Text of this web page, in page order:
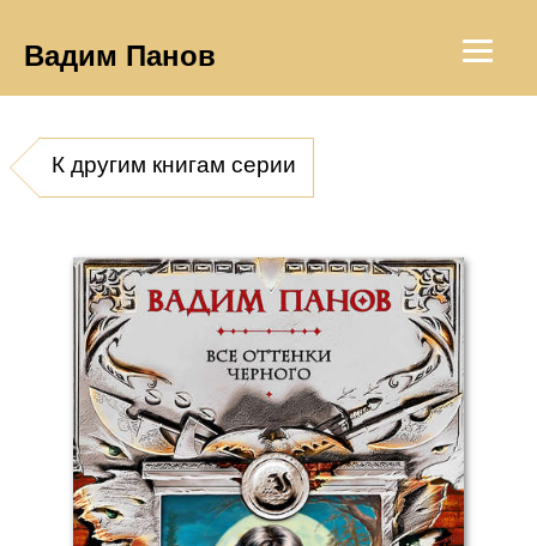
Вадим Панов
К другим книгам серии